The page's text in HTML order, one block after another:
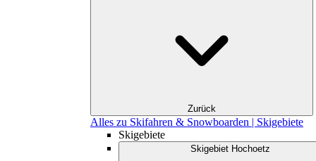
Zurück
Alles zu Skifahren & Snowboarden | Skigebiete
Skigebiete
Skigebiet Hochoetz